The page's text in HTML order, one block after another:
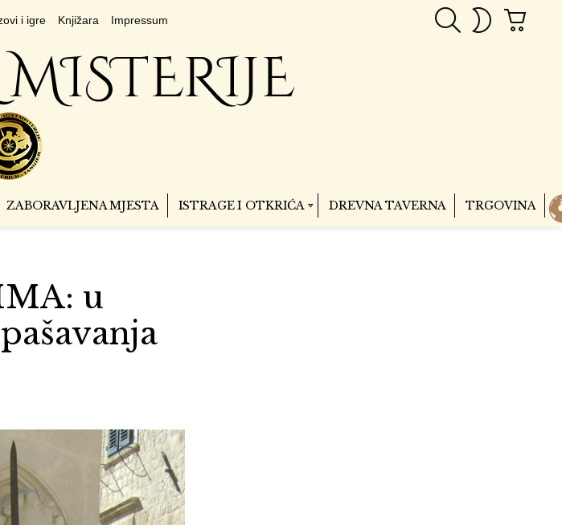
i igre Knjižara Impressum
PRETRAGASWITCH
SKIN
ZABORAVLJENA MJESTA ISTRAGE I OTKRIĆA DREVNA TAVERNA TRGOVINA
u